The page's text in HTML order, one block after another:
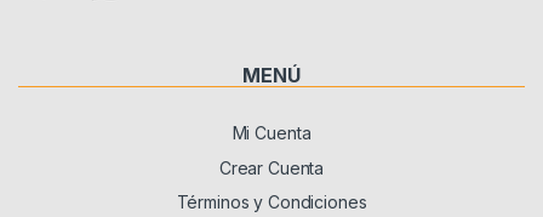
MENÚ
Mi Cuenta
Crear Cuenta
Términos y Condiciones